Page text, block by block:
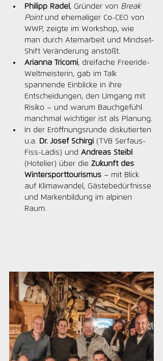
Philipp Radel, Gründer von Break
Point und ehemaliger Co-CEO von
WWP, zeigte im Workshop, wie
man durch Atemarbeit und Mindset-
Shift Veränderung anstößt.
Arianna Tricomi, dreifache Freeride-
Weltmeisterin, gab im Talk
spannende Einblicke in ihre
Entscheidungen, den Umgang mit
Risiko – und warum Bauchgefühl
manchmal wichtiger ist als Planung.
In der Eröffnungsrunde diskutierten
u.a.
Dr. Josef Schirgi (TVB Serfaus-
Fiss-Ladis) und Andreas Steibl
(Hotelier) über die Zukunft des
Wintersporttourismus – mit Blick
auf Klimawandel, Gästebedürfnisse
und Markenbildung im alpinen
Raum.